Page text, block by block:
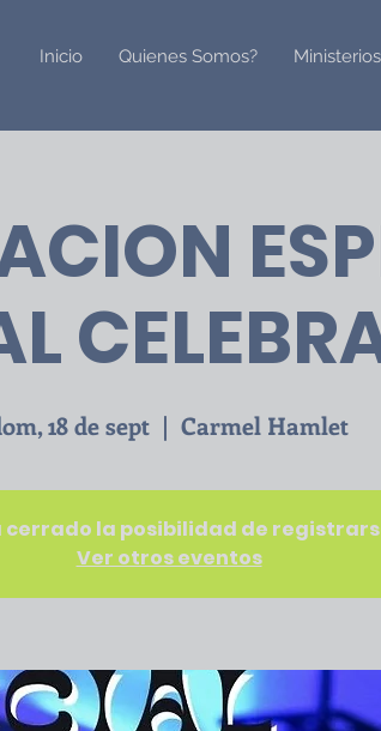
Inicio Quienes Somos? Ministerios
18 de sept
  |
Carmel Hamlet
cerrado la posibilidad de
Ver otros eventos